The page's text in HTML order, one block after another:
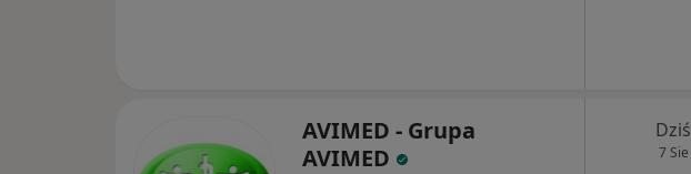
AVIMED - Grupa
AVIMED
Dziś
7 Sie